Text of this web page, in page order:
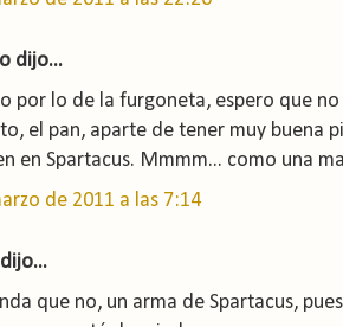
dijo...
por lo de la furgoneta, espero que no
el pan, aparte de tener muy buena
en Spartacus. Mmmm... como una
de 2011 a las 7:14
que no, un arma de Spartacus,